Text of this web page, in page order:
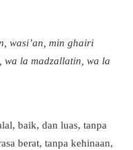
wasi’an, min ghairi
wa la madzallatin, wa la
baik, dan luas, tanpa
berat, tanpa kehinaan,